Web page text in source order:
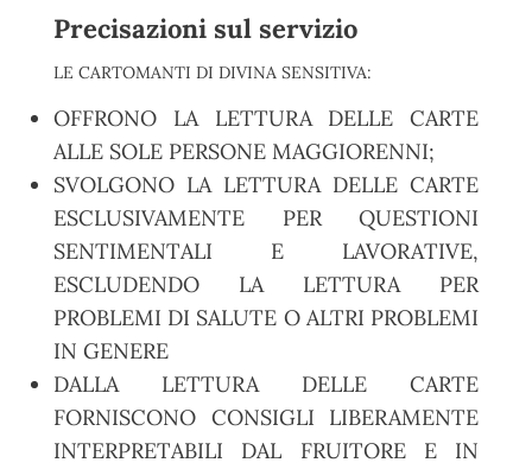
Precisazioni sul servizio
LE CARTOMANTI DI DIVINA SENSITIVA:
OFFRONO LA LETTURA DELLE CARTE
ALLE SOLE PERSONE MAGGIORENNI;
SVOLGONO LA LETTURA DELLE CARTE
ESCLUSIVAMENTE PER QUESTIONI
SENTIMENTALI E LAVORATIVE,
ESCLUDENDO LA LETTURA PER
PROBLEMI DI SALUTE O ALTRI PROBLEMI
IN GENERE
DALLA LETTURA DELLE CARTE
FORNISCONO CONSIGLI LIBERAMENTE
INTERPRETABILI DAL FRUITORE E IN